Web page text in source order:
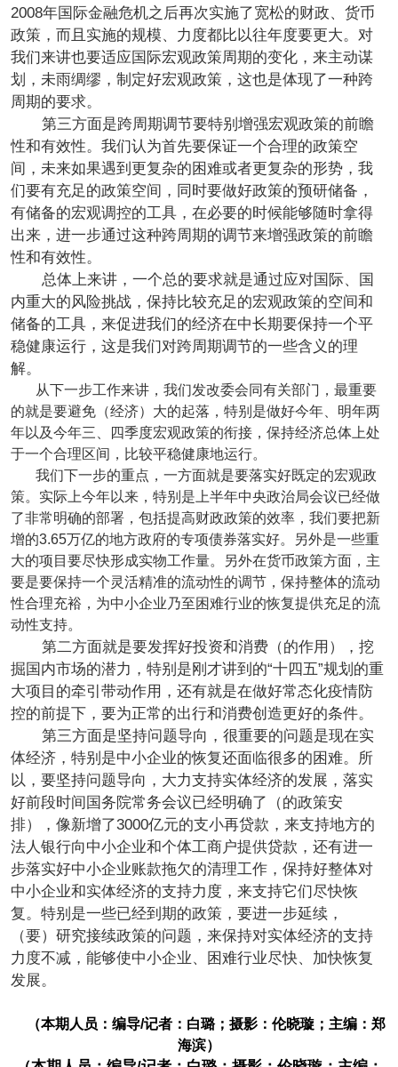
2008年国际金融危机之后再次实施了宽松的财政、货币
政策，而且实施的规模、力度都比以往年度要更大。对
我们来讲也要适应国际宏观政策周期的变化，来主动谋
划，未雨绸缪，制定好宏观政策，这也是体现了一种跨
周期的要求。
第三方面是跨周期调节要特别增强宏观政策的前瞻
性和有效性。我们认为首先要保证一个合理的政策空
间，未来如果遇到更复杂的困难或者更复杂的形势，我
们要有充足的政策空间，同时要做好政策的预研储备，
有储备的宏观调控的工具，在必要的时候能够随时拿得
出来，进一步通过这种跨周期的调节来增强政策的前瞻
性和有效性。
总体上来讲，一个总的要求就是通过应对国际、国
内重大的风险挑战，保持比较充足的宏观政策的空间和
储备的工具，来促进我们的经济在中长期要保持一个平
稳健康运行，这是我们对跨周期调节的一些含义的理
解。
从下一步工作来讲，我们发改委会同有关部门，最重要
的就是要避免（经济）大的起落，特别是做好今年、明年两
年以及今年三、四季度宏观政策的衔接，保持经济总体上处
于一个合理区间，比较平稳健康地运行。
我们下一步的重点，一方面就是要落实好既定的宏观政
策。实际上今年以来，特别是上半年中央政治局会议已经做
了非常明确的部署，包括提高财政政策的效率，我们要把新
增的3.65万亿的地方政府的专项债券落实好。另外是一些重
大的项目要尽快形成实物工作量。另外在货币政策方面，主
要是要保持一个灵活精准的流动性的调节，保持整体的流动
性合理充裕，为中小企业乃至困难行业的恢复提供充足的流
动性支持。
第二方面就是要发挥好投资和消费（的作用），挖
掘国内市场的潜力，特别是刚才讲到的“十四五”规划的重
大项目的牵引带动作用，还有就是在做好常态化疫情防
控的前提下，要为正常的出行和消费创造更好的条件。
第三方面是坚持问题导向，很重要的问题是现在实
体经济，特别是中小企业的恢复还面临很多的困难。所
以，要坚持问题导向，大力支持实体经济的发展，落实
好前段时间国务院常务会议已经明确了（的政策安
排），像新增了3000亿元的支小再贷款，来支持地方的
法人银行向中小企业和个体工商户提供贷款，还有进一
步落实好中小企业账款拖欠的清理工作，保持好整体对
中小企业和实体经济的支持力度，来支持它们尽快恢
复。特别是一些已经到期的政策，要进一步延续，
（要）研究接续政策的问题，来保持对实体经济的支持
力度不减，能够使中小企业、困难行业尽快、加快恢复
发展。
（本期人员：编导/记者：白璐；摄影：伦晓璇；主编：郑
海滨）